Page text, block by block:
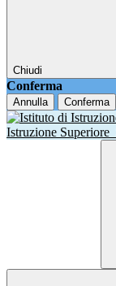
Chiudi
Conferma
Annulla Conferma
Istruzione Superiore